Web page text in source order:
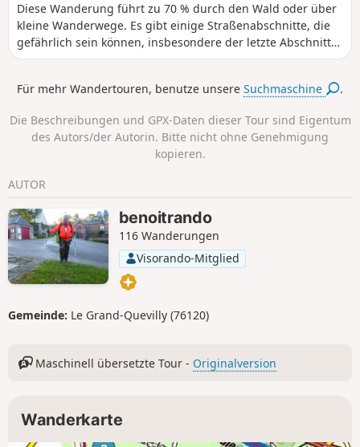
Diese Wanderung führt zu 70 % durch den Wald oder über
kleine Wanderwege. Es gibt einige Straßenabschnitte, die
gefährlich sein können, insbesondere der letzte Abschnitt
auf Höhe von Valanglier. Man beginnt mit einem Blick auf
kleine Tal des Oison. Es gibt keine Wegmarkierungen.
Für mehr Wandertouren, benutze unsereSuchmaschine .
Die Beschreibungen und GPX-Daten dieser Tour sind Eigentum
des Autors/der Autorin. Bitte nicht ohne Genehmigung
kopieren.
AUTOR
benoitrando
116 Wanderungen
Visorando-Mitglied
Gemeinde: Le Grand-Quevilly (76120)
Maschinell übersetzte Tour - Originalversion
Wanderkarte